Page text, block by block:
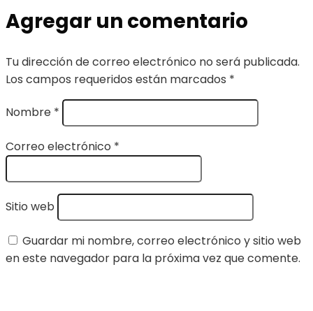
Agregar un comentario
Tu dirección de correo electrónico no será publicada.
Los campos requeridos están marcados *
Nombre *
Correo electrónico *
Sitio web
Guardar mi nombre, correo electrónico y sitio web
en este navegador para la próxima vez que comente.